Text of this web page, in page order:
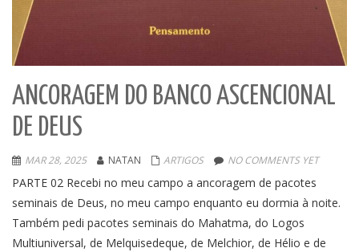
ANCORAGEM DO BANCO ASCENCIONAL
DE DEUS
MAR 28, 2025 NATAN ARTIGOS NO COMMENTS YET
PARTE 02 Recebi no meu campo a ancoragem de pacotes
seminais de Deus, no meu campo enquanto eu dormia à noite.
Também pedi pacotes seminais do Mahatma, do Logos
Multiuniversal, de Melquisedeque, de Melchior, de Hélio e de